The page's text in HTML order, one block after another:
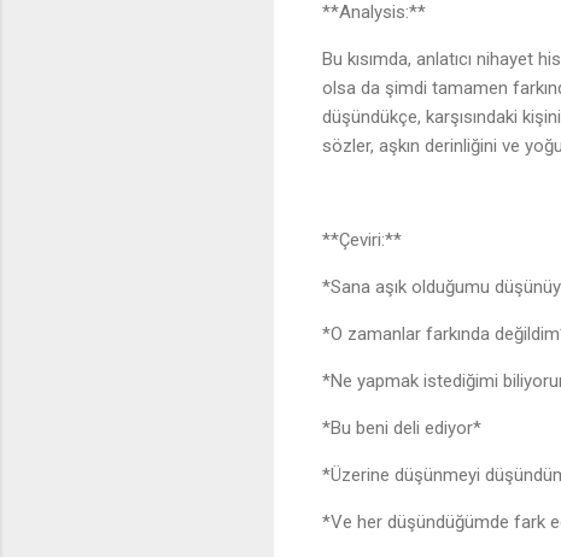
**Analysis:**
Bu kısımda, anlatıcı nihayet
olsa da şimdi tamamen
düşündükçe, karşısındaki
sözler, aşkın derinliğini ve
**Çeviri:**
*Sana aşık olduğumu
*O zamanlar farkında
*Ne yapmak istediğimi
*Bu beni deli ediyor*
*Üzerine düşünmeyi
*Ve her düşündüğümde fark